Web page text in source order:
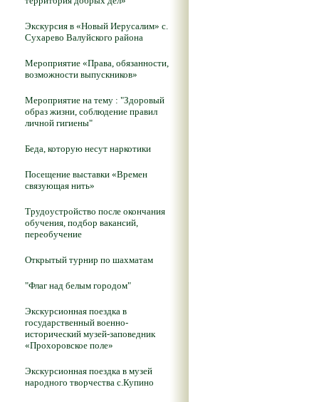
Экскурсия в «Новый Иерусалим» с.
Сухарево Валуйского района
Мероприятие «Права, обязанности,
возможности выпускников»
Мероприятие на тему : "Здоровый
образ жизни, соблюдение правил
личной гигиены"
Беда, которую несут наркотики
Посещение выставки «Времен
связующая нить»
Трудоустройство после окончания
обучения, подбор вакансий,
переобучение
Открытый турнир по шахматам
"Флаг над белым городом"
Экскурсионная поездка в
государственный военно-
исторический музей-заповедник
«Прохоровское поле»
Экскурсионная поездка в музей
народного творчества с.Купино